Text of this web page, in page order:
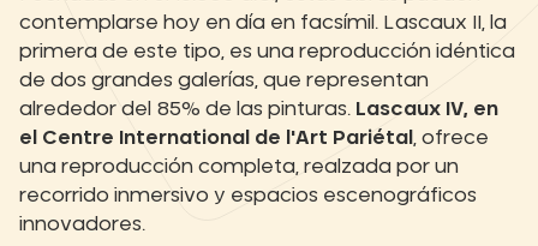
contemplarse hoy en día en facsímil. Lascaux II, la
primera de este tipo, es una reproducción idéntica
de dos grandes galerías, que representan
alrededor del 85% de las pinturas. Lascaux IV, en
el Centre International de l'Art Pariétal
, ofrece
una reproducción completa, realzada por un
recorrido inmersivo y espacios escenográficos
innovadores.